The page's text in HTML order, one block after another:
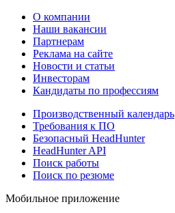
О компании
Наши вакансии
Партнерам
Реклама на сайте
Новости и статьи
Инвесторам
Кандидаты по профессиям
Производственный календарь
Требования к ПО
Безопасный HeadHunter
HeadHunter API
Поиск работы
Поиск по резюме
Мобильное приложение